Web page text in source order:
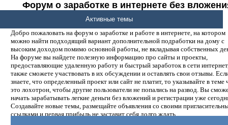
Форум о заработке в интернете без
денег.
Добро пожаловать на форум о заработке и работе в интернете, на котором
можно найти подходящий вариант дополнительной подработки на дому с
высоким доходом помимо основной работы, не вкладывая собственных
На форуме вы найдете полезную информацию про сайты и проекты,
предоставляющие удаленную работу и быстрый заработок в сети
также сможете участвовать в их обсуждении и оставлять свои отзывы.
знаете, что определенный проект или сайт не платит, то указывайте в теме
это лохотрон, чтобы другие пользователи не попались на развод. Вы
начать зарабатывать легкие деньги без вложений и регистрации уже
Создавайте новые темы, размещайте объявления со своими
ссылками и первая прибыль не заставит себя долго ждать.
Активные темы